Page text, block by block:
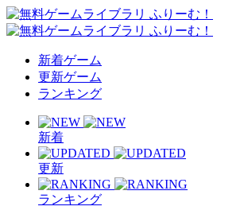
新着ゲーム
更新ゲーム
ランキング
新着
更新
ランキング